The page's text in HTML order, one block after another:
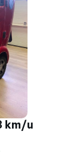
km/u